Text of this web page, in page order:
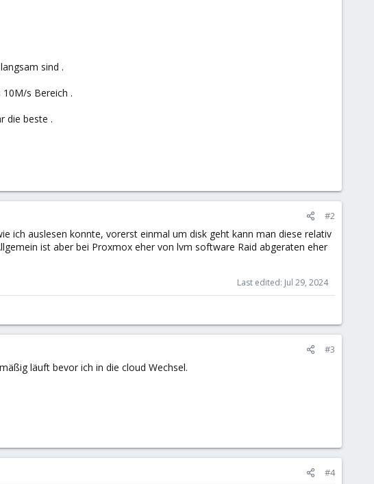
sind .
s Bereich .
die beste .
#2
ich auslesen konnte, vorerst einmal um disk geht kann man diese relativ
ist aber bei Proxmox eher von lvm software Raid abgeraten eher
Last edited: Jul 29, 2024
#3
läuft bevor ich in die cloud Wechsel.
#4